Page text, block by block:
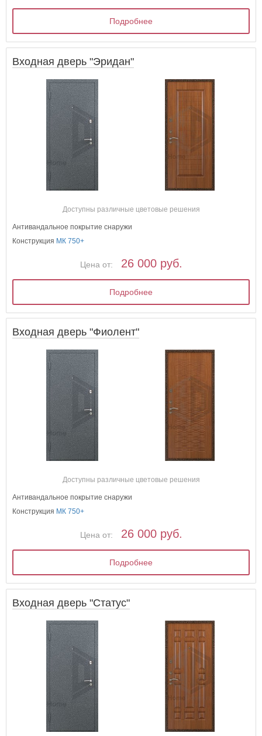
Подробнее
Входная дверь "Эридан"
Доступны различные цветовые решения
Антивандальное покрытие снаружи
Конструкция МК 750+
Цена от: 26 000 руб.
Подробнее
Входная дверь "Фиолент"
Доступны различные цветовые решения
Антивандальное покрытие снаружи
Конструкция МК 750+
Цена от: 26 000 руб.
Подробнее
Входная дверь "Статус"